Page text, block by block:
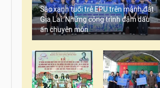
Sắc xanh tuổi trẻ EPU trên mảnh đất
Gia Lai: Những công trình đậm dấu
ấn chuyên môn